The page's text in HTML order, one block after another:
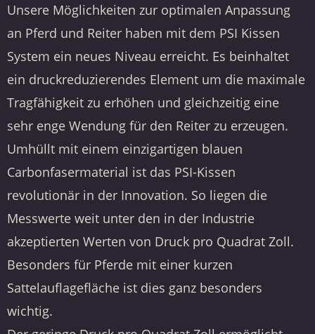
Unsere Möglichkeiten zur optimalen Anpassung
an Pferd und Reiter haben mit dem PSI Kissen
System ein neues Niveau erreicht. Es beinhaltet
ein druckreduzierendes Element um die maximale
Tragfähigkeit zu erhöhen und gleichzeitig eine
sehr enge Wendung für den Reiter zu erzeugen.
Umhüllt mit einem einzigartigen blauen
Carbonfasermaterial ist das PSI-Kissen
revolutionär in der Innovation. So liegen die
Messwerte weit unter den in der Industrie
akzeptierten Werten von Druck pro Quadrat Zoll.
Besonders für Pferde mit einer kurzen
Sattelauflagefläche ist dies ganz besonders
wichtig.